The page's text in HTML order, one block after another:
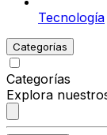
Tecnología
Categorías
Categorías
Explora